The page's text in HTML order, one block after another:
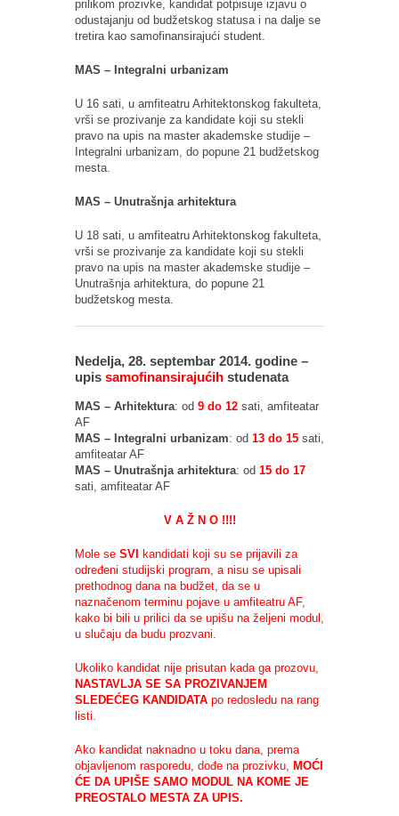
prilikom prozivke, kandidat potpisuje izjavu o
odustajanju od budžetskog statusa i na dalje se
tretira kao samofinansirajući student.
MAS – Integralni urbanizam
U 16 sati, u amfiteatru Arhitektonskog fakulteta,
vrši se prozivanje za kandidate koji su stekli
pravo na upis na master akademske studije –
Integralni urbanizam, do popune 21 budžetskog
mesta.
MAS – Unutrašnja arhitektura
U 18 sati, u amfiteatru Arhitektonskog fakulteta,
vrši se prozivanje za kandidate koji su stekli
pravo na upis na master akademske studije –
Unutrašnja arhitektura, do popune 21
budžetskog mesta.
Nedelja, 28. septembar 2014. godine –
upis samofinansirajućih studenata
MAS – Arhitektura: od 9 do 12 sati, amfiteatar
AF
MAS – Integralni urbanizam: od 13 do 15 sati,
amfiteatar AF
MAS – Unutrašnja arhitektura: od 15 do 17
sati, amfiteatar AF
V A Ž N O !!!!
Mole se SVI
kandidati koji su se prijavili za
određeni studijski program, a nisu se upisali
prethodnog dana na budžet, da se u
naznačenom terminu pojave u amfiteatru AF,
kako bi bili u prilici da se upišu na željeni modul,
u slučaju da budu prozvani.
Ukoliko kandidat nije prisutan kada ga prozovu,
NASTAVLJA SE SA PROZIVANJEM
SLEDEĆEG KANDIDATA po redosledu na rang
listi.
Ako kandidat naknadno u toku dana, prema
objavljenom rasporedu, dođe na prozivku, MOĆI
ĆE DA UPIŠE SAMO MODUL NA KOME JE
PREOSTALO MESTA ZA UPIS.